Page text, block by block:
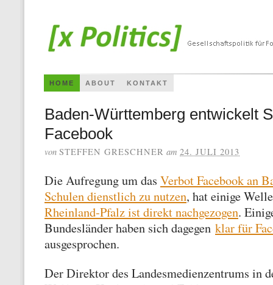
HOME ABOUT KONTAKT
Baden-Württemberg entwickelt
Facebook
von STEFFEN GRESCHNER am 24. JULI 2013
Die Aufregung um das Verbot Facebook an
Schulen dienstlich zu nutzen, hat einige
Rheinland-Pfalz ist direkt nachgezogen.
Bundesländer haben sich dagegen klar für
ausgesprochen.
Der Direktor des Landesmedienzentrums in